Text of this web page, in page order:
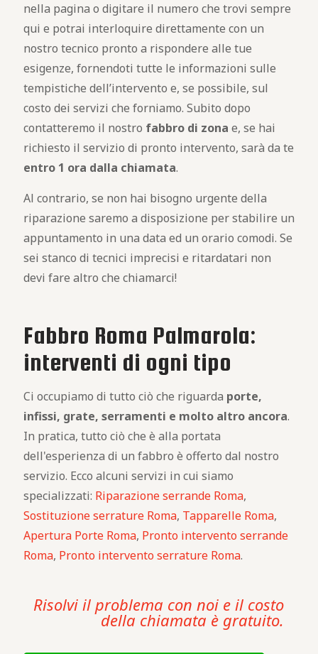
nella pagina o digitare il numero che trovi sempre
qui e potrai interloquire direttamente con un
nostro tecnico pronto a rispondere alle tue
esigenze, fornendoti tutte le informazioni sulle
tempistiche dell’intervento e, se possibile, sul
costo dei servizi che forniamo. Subito dopo
contatteremo il nostro fabbro di zona e, se hai
richiesto il servizio di pronto intervento, sarà da te
entro 1 ora dalla chiamata.
Al contrario, se non hai bisogno urgente della
riparazione saremo a disposizione per stabilire un
appuntamento in una data ed un orario comodi. Se
sei stanco di tecnici imprecisi e ritardatari non
devi fare altro che chiamarci!
Fabbro Roma Palmarola:
interventi di ogni tipo
Ci occupiamo di tutto ciò che riguarda porte,
infissi, grate, serramenti e molto altro ancora.
In pratica, tutto ciò che è alla portata
dell'esperienza di un fabbro è offerto dal nostro
servizio. Ecco alcuni servizi in cui siamo
specializzati: Riparazione serrande Roma,
Sostituzione serrature Roma, Tapparelle Roma,
Apertura Porte Roma, Pronto intervento serrande
Roma, Pronto intervento serrature Roma.
Risolvi il problema con noi e il costo
della chiamata è gratuito.